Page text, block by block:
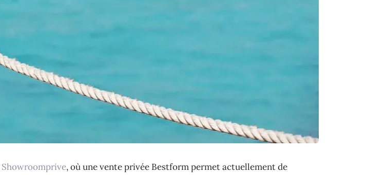
Showroomprive, où une vente privée Bestform permet actuellement de